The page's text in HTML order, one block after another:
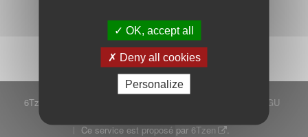
OK, accept all
Deny all cookies
Personalize
Démarrer
6Tzen ©2015 - Tous droits réservés
CGU
Ce service est proposé par6Tzen .